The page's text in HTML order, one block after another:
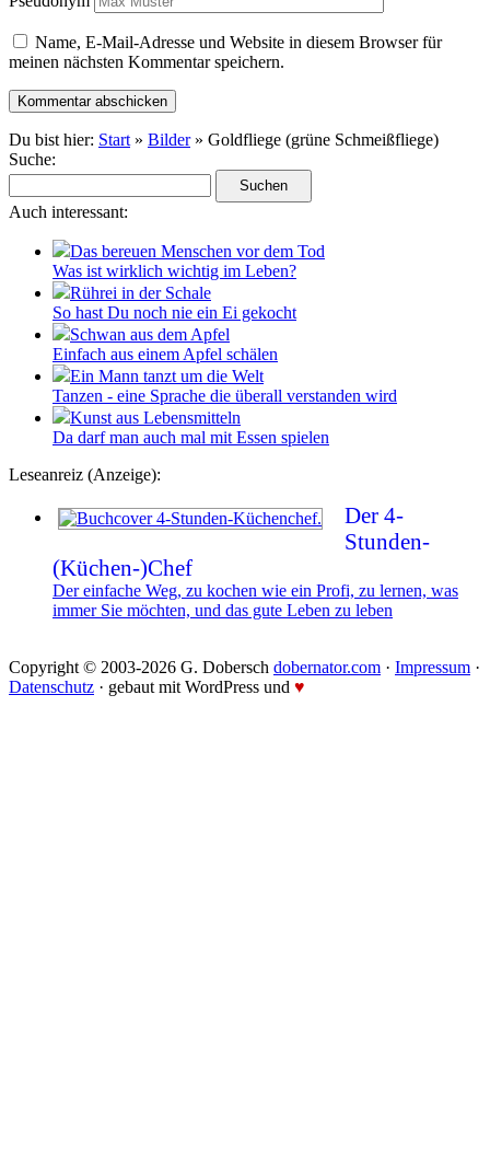
Name, E-Mail-Adresse und Website in diesem Browser für
meinen nächsten Kommentar speichern.
Du bist hier: Start » Bilder» Goldfliege (grüne Schmeißfliege)
Suche:
Auch interessant:
Das bereuen Menschen vor dem Tod
Was ist wirklich wichtig im Leben?
Rührei in der Schale
So hast Du noch nie ein Ei gekocht
Schwan aus dem Apfel
Einfach aus einem Apfel schälen
Ein Mann tanzt um die Welt
Tanzen - eine Sprache die überall verstanden wird
Kunst aus Lebensmitteln
Da darf man auch mal mit Essen spielen
Leseanreiz (Anzeige):
Der 4-
Stunden-
(Küchen-)Chef
Der einfache Weg, zu kochen wie ein Profi, zu lernen, was
immer Sie möchten, und das gute Leben zu leben
Copyright © 2003-2026 G. Dobersch dobernator.com · Impressum ·
Datenschutz · gebaut mit WordPress und ♥